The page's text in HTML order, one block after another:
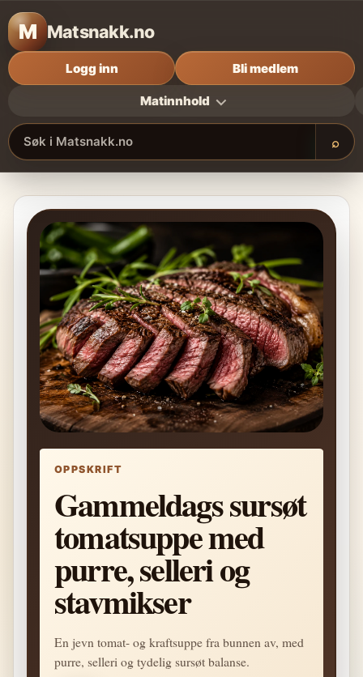
M Matsnakk.no
Matinnhold
Søk i Matsnakk.no ⌕
Logg inn Bli medlem
OPPSKRIFT
Gammeldags sursøt
tomatsuppe med
purre, selleri og
stavmikser
En jevn tomat- og kraftsuppe fra bunnen av, med
purre, selleri og tydelig sursøt balanse.